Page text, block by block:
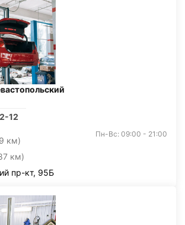
12
км)
км)
Пн-Вс: 09:00 - 21:00
пр-кт, 95Б